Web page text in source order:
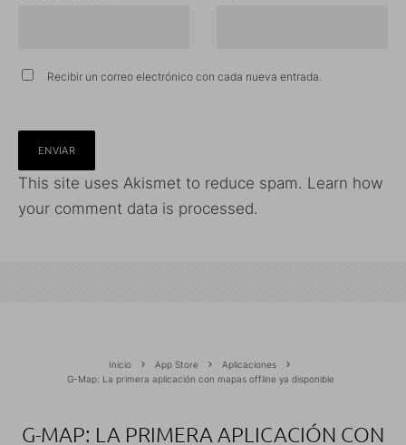
Recibir un correo electrónico con cada nueva entrada.
This site uses Akismet to reduce spam. Learn how
your comment data is processed.
Inicio App Store
Aplicaciones
G-Map: La primera aplicación con mapas offline ya disponible
G-MAP: LA PRIMERA APLICACIÓN CON